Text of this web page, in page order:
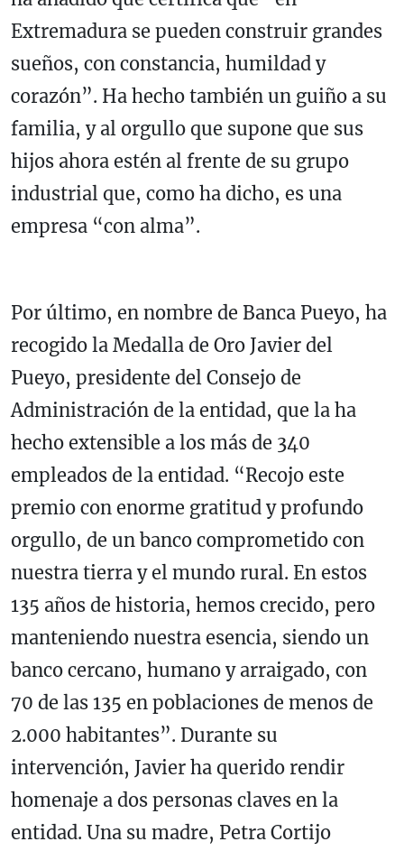
Extremadura se pueden construir grandes
sueños, con constancia, humildad y
corazón”. Ha hecho también un guiño a su
familia, y al orgullo que supone que sus
hijos ahora estén al frente de su grupo
industrial que, como ha dicho, es una
empresa “con alma”.
Por último, en nombre de Banca Pueyo, ha
recogido la Medalla de Oro Javier del
Pueyo, presidente del Consejo de
Administración de la entidad, que la ha
hecho extensible a los más de 340
empleados de la entidad. “Recojo este
premio con enorme gratitud y profundo
orgullo, de un banco comprometido con
nuestra tierra y el mundo rural. En estos
135 años de historia, hemos crecido, pero
manteniendo nuestra esencia, siendo un
banco cercano, humano y arraigado, con
70 de las 135 en poblaciones de menos de
2.000 habitantes”. Durante su
intervención, Javier ha querido rendir
homenaje a dos personas claves en la
entidad. Una su madre, Petra Cortijo